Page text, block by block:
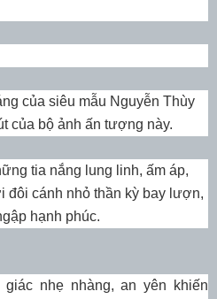
của siêu mẫu Nguyễn Thùy
của bộ ảnh ấn tượng này.
tia nắng lung linh, ấm áp,
đôi cánh nhỏ thần kỳ bay lượn,
hạnh phúc.
nhẹ nhàng, an yên khiến